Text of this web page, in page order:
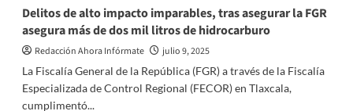
Delitos de alto impacto imparables, tras asegurar la FGR
asegura más de dos mil litros de hidrocarburo
Redacción Ahora Infórmate
julio 9, 2025
La Fiscalía General de la República (FGR) a través de la Fiscalía
Especializada de Control Regional (FECOR) en Tlaxcala,
cumplimentó...